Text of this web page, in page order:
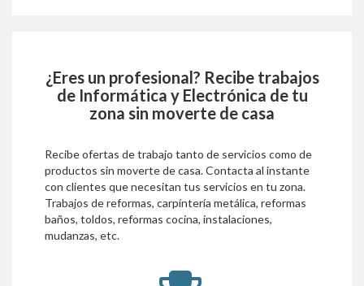
¿Eres un profesional? Recibe trabajos
de Informática y Electrónica de tu
zona sin moverte de casa
Recibe ofertas de trabajo tanto de servicios como de
productos sin moverte de casa. Contacta al instante
con clientes que necesitan tus servicios en tu zona.
Trabajos de reformas, carpíntería metálica, reformas
baños, toldos, reformas cocina, instalaciones,
mudanzas, etc.